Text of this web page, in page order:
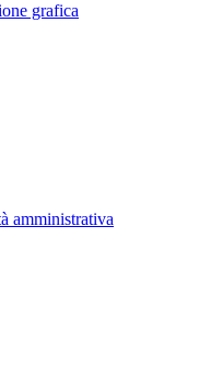
grafica
amministrativa